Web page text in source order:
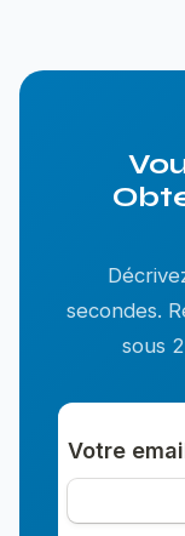
secondes.
sous